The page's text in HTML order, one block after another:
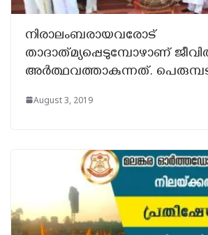
നിരാലംബരായവരോട്
താദാത്‌മ്യപ്പെടുമ്പോഴാണ്
അർത്ഥവത്താകുന്നത്.
August 3, 2019